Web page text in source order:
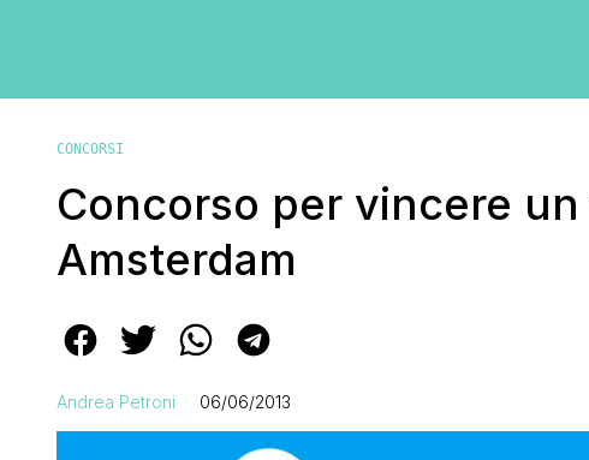
CONCORSI
Concorso per vincere
Amsterdam
Andrea Petroni 06/06/2013